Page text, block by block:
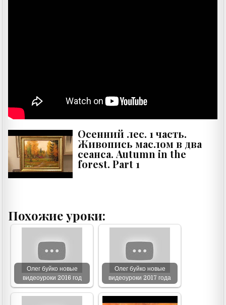
Осенний лес. 1 часть.
Живопись маслом в два
сеанса. Autumn in the
forest. Part 1
Похожие уроки:
Олег буйко новые
видеоуроки 2016 год
Олег буйко новые
видеоуроки 2017 года